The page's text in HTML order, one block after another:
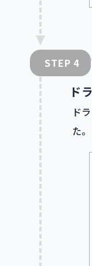
STEP
ド
ド
た。